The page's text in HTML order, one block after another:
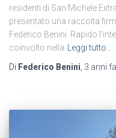
residenti di San Michele
presentato una raccolta
Federico Benini. Rapido
coinvolto nella
Leggi tutto…
Di Federico Benini 3 anni fa